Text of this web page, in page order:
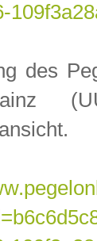
des